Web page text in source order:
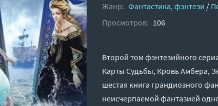
Жанр: Фантастика, фэнтези /
Просмотров: 106
Второй том фэнтезийного
Карты Судьбы, Кровь Амбера,
шестая книга грандиозного
неисчерпаемой фантазией